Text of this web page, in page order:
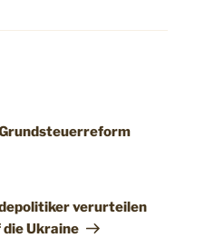
verurteilen
Ukraine